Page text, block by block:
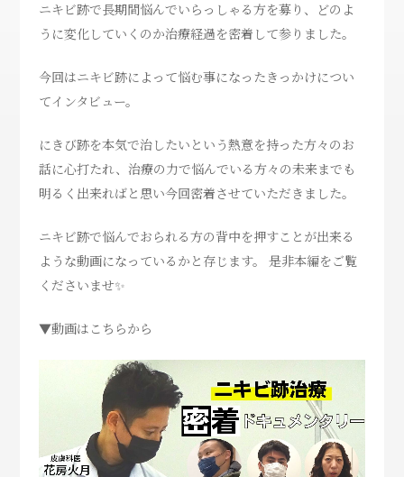
ニキビ跡で長期間悩んでいらっしゃる方を募り、どのよ
うに変化していくのか治療経過を密着して参りました。
今回はニキビ跡によって悩む事になったきっかけについ
てインタビュー。
にきび跡を本気で治したいという熱意を持った方々のお
話に心打たれ、治療の力で悩んでいる方々の未来までも
明るく出来ればと思い今回密着させていただきました。
ニキビ跡で悩んでおられる方の背中を押すことが出来る
ような動画になっているかと存じます。 是非本編をご覧
くださいませ✨
▼動画はこちらから